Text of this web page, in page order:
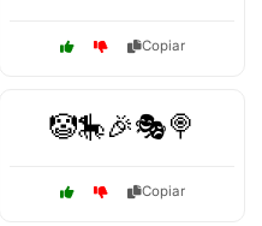
Copiar
🤡🎠🎉🎭🍭
Copiar